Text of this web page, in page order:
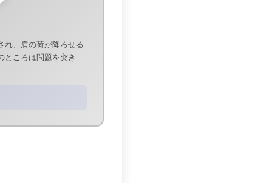
れ、肩の荷が降ろせる
ところは問題を突き